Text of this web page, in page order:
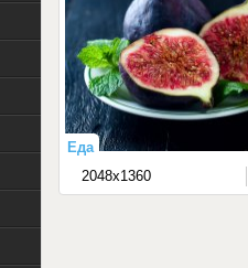
Еда
2048x1360